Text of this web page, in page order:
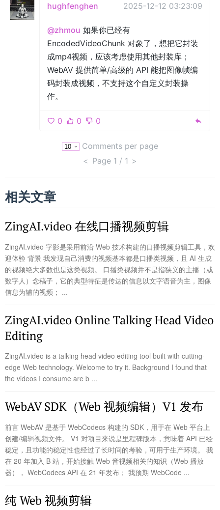
hughfenghen 2025-12-12 03:23:09
@zhmou 如果你已经有
EncodedVideoChunk 对象了，想把它封装
成mp4视频，应该考虑使用其他封装库；
WebAV 提供简单/高级的 API 能把图像帧编
码封装成视频，不支持这个自定义封装操
作。
0 0 0
Comments per page
< Page 1 / 1 >
相关文章
ZingAI.video 在线口播视频剪辑
ZingAI.video 字影是采用前沿 Web 技术构建的口播视频剪辑工具，欢
迎体验 背景 我发现自己消费的视频基本都是口播类视频，且 AI 生成
的视频绝大多数也是这类视频。 口播类视频并不是指狭义的主播（或
数字人）念稿子，它的典型特征是传达的信息以文字语音为主，图像
信息为辅的视频； ...
ZingAI.video Online Talking Head Video
Editing
ZingAI.video is a talking head video editing tool built with cutting-
edge Web technology. Welcome to try it. Background I found that
the videos I consume are b ...
WebAV SDK（Web 视频编辑）V1 发布
前言 WebAV 是基于 WebCodecs 构建的 SDK，用于在 Web 平台上
创建/编辑视频文件。 V1 对项目来说是里程碑版本，意味着 API 已经
稳定，且功能的稳定性也经过了长时间的考验，可用于生产环境。 我
在 20 年加入 B 站，开始接触 Web 音视频相关的知识（Web 播放
器）， WebCodecs API 在 21 年发布； 我预期 WebCode ...
纯 Web 视频剪辑